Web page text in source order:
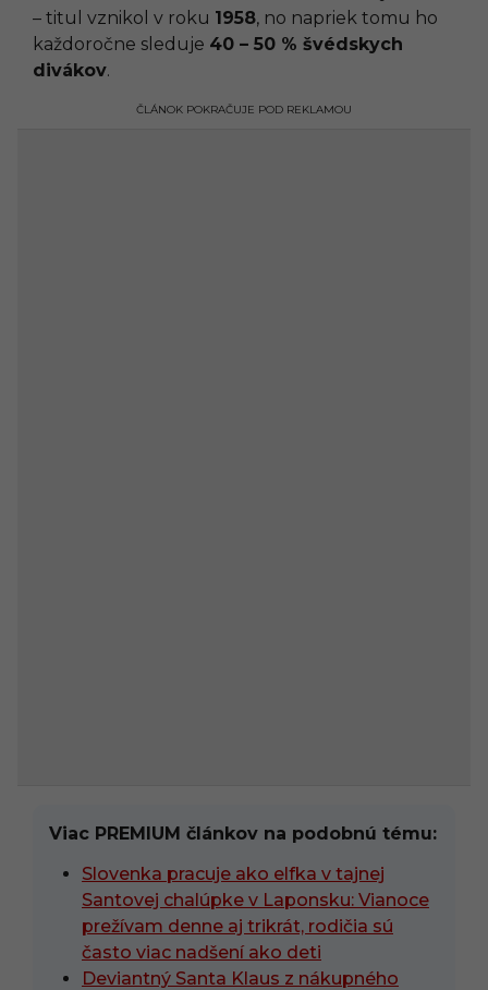
– titul vznikol v roku 1958, no napriek tomu ho
každoročne sleduje 40 – 50 % švédskych
divákov.
ČLÁNOK POKRAČUJE POD REKLAMOU
Viac PREMIUM článkov na podobnú tému:
Slovenka pracuje ako elfka v tajnej
Santovej chalúpke v Laponsku: Vianoce
prežívam denne aj trikrát, rodičia sú
často viac nadšení ako deti
Deviantný Santa Klaus z nákupného